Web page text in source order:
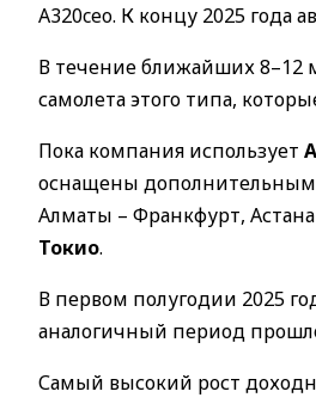
A320ceo. К концу 2025 года
В течение ближайших 8–12
самолета этого типа,
Пока компания использует
оснащены
Алматы – Франкфурт,
Токио.
В первом полугодии 2025
аналогичный период
Самый высокий рост